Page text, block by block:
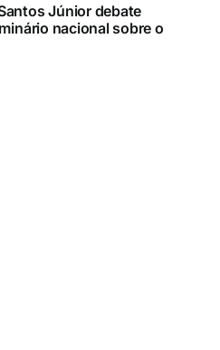
Júnior debate
nacional sobre o